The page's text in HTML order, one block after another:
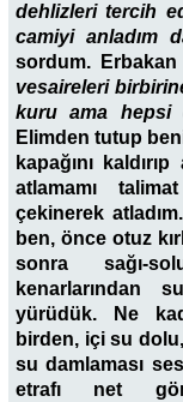
dehlizleri tercih
camiyi anladım
sordum. Erbakan
vesaireleri
kuru ama hepsi
Elimden tutup
kapağını
atlamamı
çekinerek
ben, önce otuz
sonra sağı-
kenarlarından
yürüdük. Ne
birden, içi su
su damlaması
etrafı net